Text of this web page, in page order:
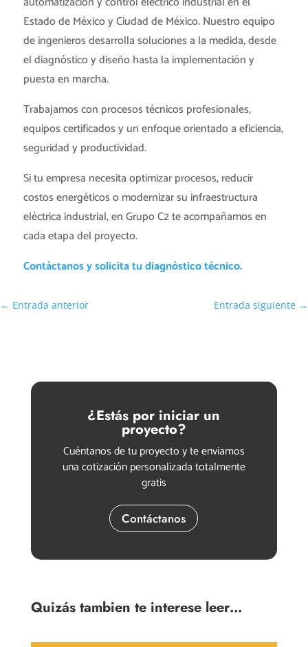
Estado de México y Ciudad de México. Nuestro equipo
de ingenieros desarrolla soluciones a la medida, desde
el diagnóstico y diseño hasta la implementación y
puesta en marcha.
Trabajamos con procesos técnicos profesionales,
equipos certificados y un enfoque orientado a eficiencia,
seguridad y productividad.
Si tu empresa necesita optimizar procesos, reducir
costos energéticos o modernizar su infraestructura
eléctrica industrial, en Grupo C2 te acompañamos en
cada etapa del proyecto.
Contáctanos y solicita tu diagnóstico técnico.
← Entrada anterior Entrada siguiente →
¿Estás por iniciar un
proyecto?
Cuéntanos de tu proyecto y te enviamos
una cotización personalizada totalmente
gratis
Contáctanos
Quizás tambien te interese leer…